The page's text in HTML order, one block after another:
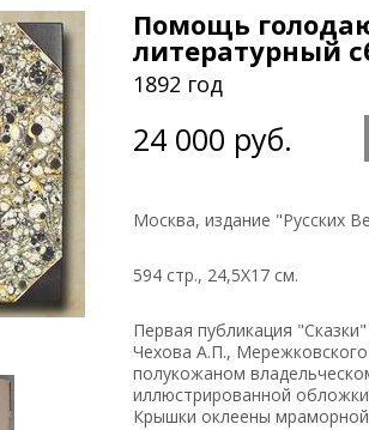
Помощь
литературный
1892 год
24 000 руб.
Москва, издание "Русских
594 стр., 24,5Х17 см.
Первая публикация
Чехова А.П.,
полукожаном
иллюстрированной
Крышки оклеены